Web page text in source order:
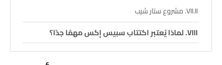
مشروع ستار شيب
لماذا يُعتبر اكتتاب سبيس إكس مهمًا جدًا؟
هل يصبح إيلون ماسك أول تريليونير بسبب سبيس